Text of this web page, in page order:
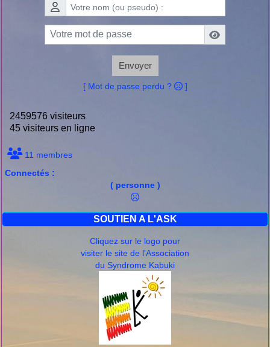
Envoyer
[ Mot de passe perdu ? ]
2459576 visiteurs
45 visiteurs en ligne
11 membres
Connectés :
( personne )
SOUTIEN A L'ASK
Cliquez sur le logo pour
visiter le site de l'Association
du Syndrome Kabuki